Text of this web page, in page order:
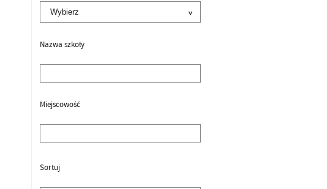
Nazwa szkoły
Miejscowość
Sortuj